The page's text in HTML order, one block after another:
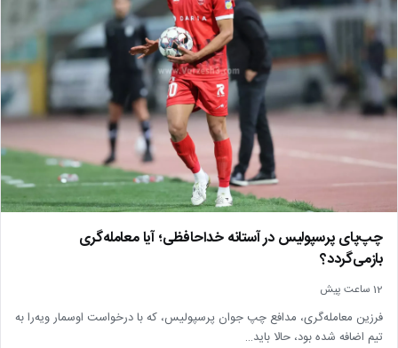
چپ‌پای پرسپولیس در آستانه خداحافظی؛ آیا معامله‌گری
بازمی‌گردد؟
12 ساعت پیش
فرزین معامله‌گری، مدافع چپ جوان پرسپولیس، که با درخواست اوسمار ویه‌را به
تیم اضافه شده بود، حالا باید…